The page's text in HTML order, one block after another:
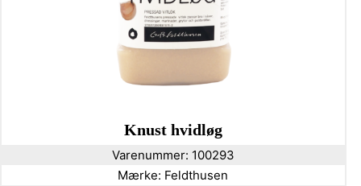
Knust hvidløg
Varenummer: 100293
Mærke: Feldthusen